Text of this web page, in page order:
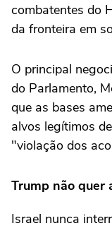
combatentes do
da fronteira em
O principal
do Parlamento,
que as bases
alvos legítimos
"violação dos
Trump não quer
Israel nunca